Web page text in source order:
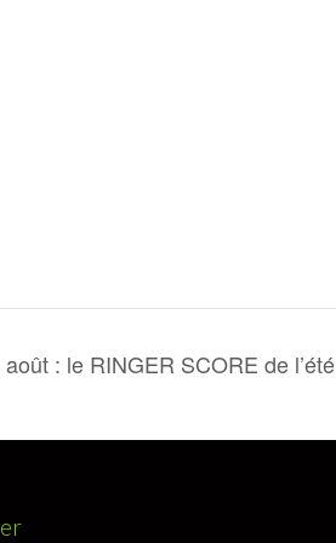
: le RINGER SCORE de l’été